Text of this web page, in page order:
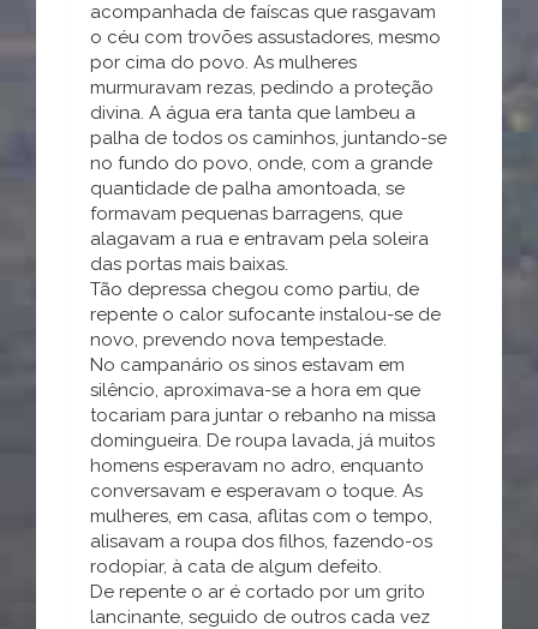
acompanhada de faíscas que rasgavam
o céu com trovões assustadores, mesmo
por cima do povo. As mulheres
murmuravam rezas, pedindo a proteção
divina. A água era tanta que lambeu a
palha de todos os caminhos, juntando-se
no fundo do povo, onde, com a grande
quantidade de palha amontoada, se
formavam pequenas barragens, que
alagavam a rua e entravam pela soleira
das portas mais baixas.
Tão depressa chegou como partiu, de
repente o calor sufocante instalou-se de
novo, prevendo nova tempestade.
No campanário os sinos estavam em
silêncio, aproximava-se a hora em que
tocariam para juntar o rebanho na missa
domingueira. De roupa lavada, já muitos
homens esperavam no adro, enquanto
conversavam e esperavam o toque. As
mulheres, em casa, aflitas com o tempo,
alisavam a roupa dos filhos, fazendo-os
rodopiar, à cata de algum defeito.
De repente o ar é cortado por um grito
lancinante, seguido de outros cada vez